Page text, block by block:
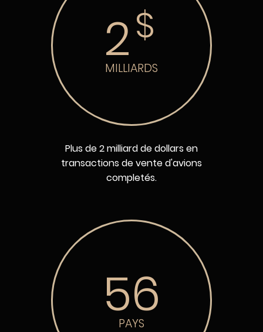
2$
MILLIARDS
Plus de 2 milliard de dollars en
transactions de vente d'avions
completés.
56
PAYS